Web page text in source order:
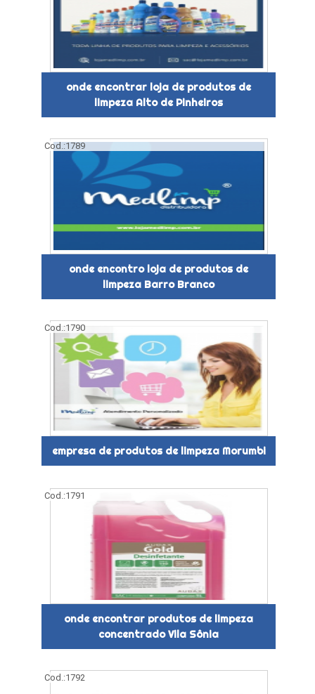
onde encontrar loja de produtos de
limpeza Alto de Pinheiros
Cod.:1789
onde encontro loja de produtos de
limpeza Barro Branco
Cod.:1790
empresa de produtos de limpeza Morumbi
Cod.:1791
onde encontrar produtos de limpeza
concentrado Vila Sônia
Cod.:1792